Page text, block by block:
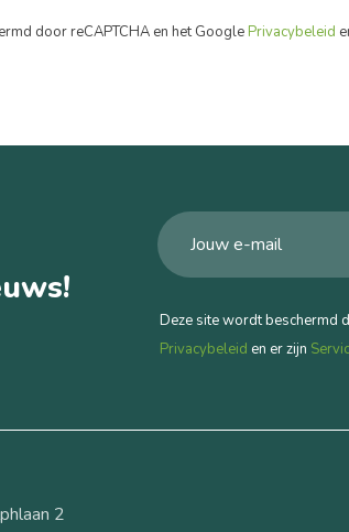
door reCAPTCHA en het GooglePrivacybeleid
Deze site wordt beschermd
Privacybeleid en er zijn
2